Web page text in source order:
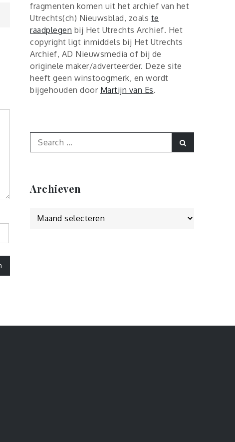
fragmenten komen uit het archief van het
Utrechts(ch) Nieuwsblad, zoals te
raadplegen bij Het Utrechts Archief. Het
copyright ligt inmiddels bij Het Utrechts
Archief, AD Nieuwsmedia of bij de
originele maker/adverteerder. Deze site
heeft geen winstoogmerk, en wordt
bijgehouden door Martijn van Es.
Search
for:
Archieven